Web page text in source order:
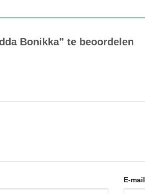
Bonikka” te beoordelen
E-mail